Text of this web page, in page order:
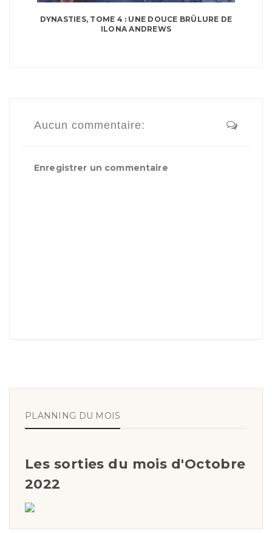
DYNASTIES, TOME 4 : UNE DOUCE BRÛLURE DE
ILONA ANDREWS
Aucun commentaire:
Enregistrer un commentaire
PLANNING DU MOIS
Les sorties du mois d'Octobre
2022